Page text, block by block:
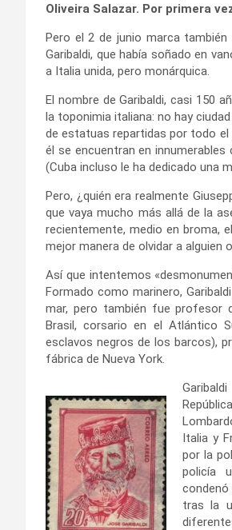
Oliveira Salazar. Por primera
Pero el 2 de junio marca
Garibaldi, que había soñado en
a Italia unida, pero monárquica.
El nombre de Garibaldi, casi 150
la toponimia italiana: no hay
de estatuas repartidas por todo el
él se encuentran en
(Cuba incluso le ha dedicado una
Pero, ¿quién era realmente
que vaya mucho más allá de la
recientemente, medio en broma,
mejor manera de olvidar a alguien
Así que intentemos
Formado como marinero,
mar, pero también fue profesor
Brasil, corsario en el Atlántico
esclavos negros de los barcos),
fábrica de Nueva York.
Italia y
por la
policía
tras la